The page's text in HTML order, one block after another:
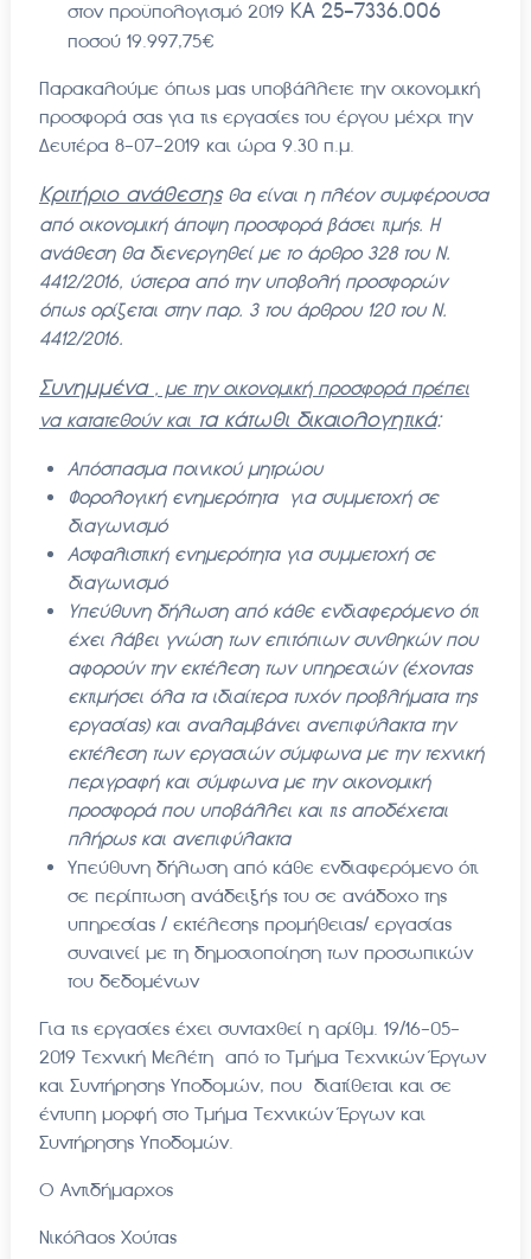
στον προϋπολογισμό 2019 ΚΑ 25-7336.006
ποσού 19.997,75€
Παρακαλούμε όπως μας υποβάλλετε την οικονομική
προσφορά σας για τις εργασίες του έργου μέχρι την
Δευτέρα 8-07-2019 και ώρα 9.30 π.μ.
Κριτήριο ανάθεσης θα είναι η πλέον συμφέρουσα
από οικονομική άποψη προσφορά βάσει τιμής. Η
ανάθεση θα διενεργηθεί με το άρθρο 328 του Ν.
4412/2016, ύστερα από την υποβολή προσφορών
όπως ορίζεται στην παρ. 3 του άρθρου 120 του Ν.
4412/2016.
Συνημμένα , με την οικονομική προσφορά πρέπει
να κατατεθούν καιτα κάτωθι δικαιολογητικά:
Απόσπασμα ποινικού μητρώου
Φορολογική ενημερότητα για συμμετοχή σε
διαγωνισμό
Ασφαλιστική ενημερότητα για συμμετοχή σε
διαγωνισμό
Υπεύθυνη δήλωση από κάθε ενδιαφερόμενο ότι
έχει λάβει γνώση των επιτόπιων συνθηκών που
αφορούν την εκτέλεση των υπηρεσιών (έχοντας
εκτιμήσει όλα τα ιδιαίτερα τυχόν προβλήματα της
εργασίας) και αναλαμβάνει ανεπιφύλακτα την
εκτέλεση των εργασιών σύμφωνα με την τεχνική
περιγραφή και σύμφωνα με την οικονομική
προσφορά που υποβάλλει και τις αποδέχεται
πλήρως και ανεπιφύλακτα
Υπεύθυνη δήλωση από κάθε ενδιαφερόμενο ότι
σε περίπτωση ανάδειξής του σε ανάδοχο της
υπηρεσίας / εκτέλεσης προμήθειας/ εργασίας
συναινεί με τη δημοσιοποίηση των προσωπικών
του δεδομένων
Για τις εργασίες έχει συνταχθεί η αρίθμ. 19/16-05-
2019 Τεχνική Μελέτη από το Τμήμα Τεχνικών Έργων
και Συντήρησης Υποδομών, που διατίθεται και σε
έντυπη μορφή στο Τμήμα Τεχνικών Έργων και
Συντήρησης Υποδομών.
Ο Αντιδήμαρχος
Νικόλαος Χούτας